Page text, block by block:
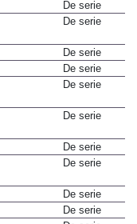
De serie
De serie
De serie
De serie
De serie
De serie
De serie
De serie
De serie
De serie